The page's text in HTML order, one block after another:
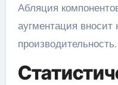
Абляция
аугментация
производительность.